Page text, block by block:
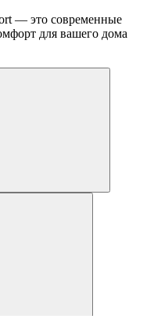
— это современные
для вашего дома